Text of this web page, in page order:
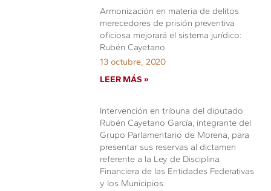
Armonización en materia de delitos
merecedores de prisión preventiva
oficiosa mejorará el sistema jurídico:
Rubén Cayetano
13 octubre, 2020
LEER MÁS »
Intervención en tribuna del diputado
Rubén Cayetano García, integrante del
Grupo Parlamentario de Morena, para
presentar sus reservas al dictamen
referente a la Ley de Disciplina
Financiera de las Entidades Federativas
y los Municipios.